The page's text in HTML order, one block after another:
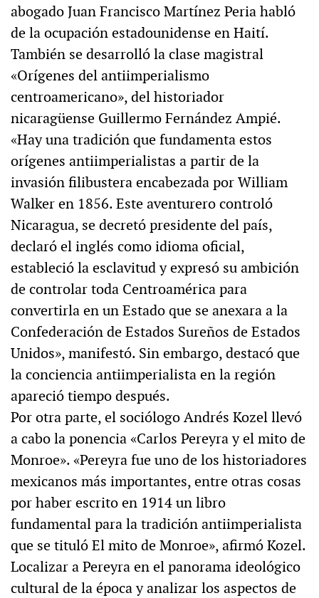
abogado Juan Francisco Martínez Peria habló
de la ocupación estadounidense en Haití.
También se desarrolló la clase magistral
«Orígenes del antiimperialismo
centroamericano», del historiador
nicaragüense Guillermo Fernández Ampié.
«Hay una tradición que fundamenta estos
orígenes antiimperialistas a partir de la
invasión filibustera encabezada por William
Walker en 1856. Este aventurero controló
Nicaragua, se decretó presidente del país,
declaró el inglés como idioma oficial,
estableció la esclavitud y expresó su ambición
de controlar toda Centroamérica para
convertirla en un Estado que se anexara a la
Confederación de Estados Sureños de Estados
Unidos», manifestó. Sin embargo, destacó que
la conciencia antiimperialista en la región
apareció tiempo después.
Por otra parte, el sociólogo Andrés Kozel llevó
a cabo la ponencia «Carlos Pereyra y el mito de
Monroe». «Pereyra fue uno de los historiadores
mexicanos más importantes, entre otras cosas
por haber escrito en 1914 un libro
fundamental para la tradición antiimperialista
que se tituló El mito de Monroe», afirmó Kozel.
Localizar a Pereyra en el panorama ideológico
cultural de la época y analizar los aspectos de